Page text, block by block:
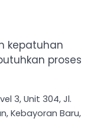
kepatuhan
proses
3, Unit 304, Jl.
Kebayoran Baru,